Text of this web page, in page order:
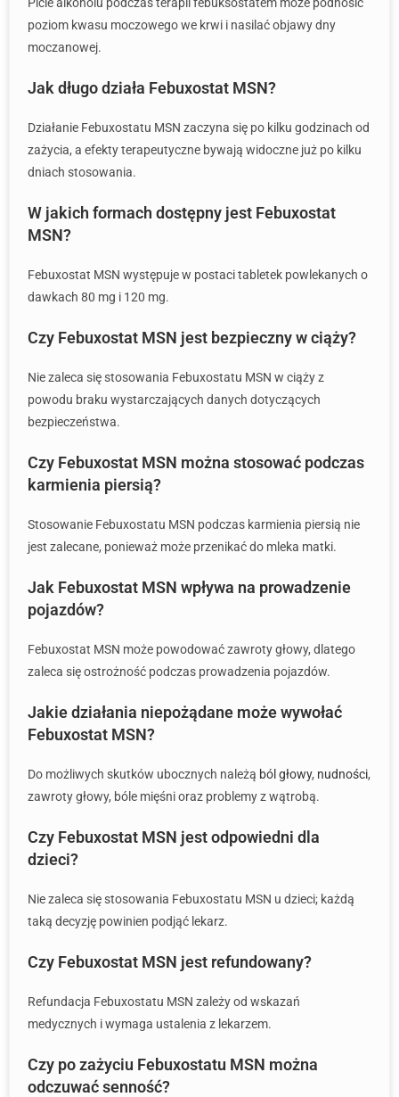
poziom kwasu moczowego we krwi i nasilać objawy dny
moczanowej.
Jak długo działa Febuxostat MSN?
Działanie Febuxostatu MSN zaczyna się po kilku godzinach od
zażycia, a efekty terapeutyczne bywają widoczne już po kilku
dniach stosowania.
W jakich formach dostępny jest Febuxostat
MSN?
Febuxostat MSN występuje w postaci tabletek powlekanych o
dawkach 80 mg i 120 mg.
Czy Febuxostat MSN jest bezpieczny w ciąży?
Nie zaleca się stosowania Febuxostatu MSN w ciąży z
powodu braku wystarczających danych dotyczących
bezpieczeństwa.
Czy Febuxostat MSN można stosować podczas
karmienia piersią?
Stosowanie Febuxostatu MSN podczas karmienia piersią nie
jest zalecane, ponieważ może przenikać do mleka matki.
Jak Febuxostat MSN wpływa na prowadzenie
pojazdów?
Febuxostat MSN może powodować zawroty głowy, dlatego
zaleca się ostrożność podczas prowadzenia pojazdów.
Jakie działania niepożądane może wywołać
Febuxostat MSN?
Do możliwych skutków ubocznych należą ból głowy, nudności,
zawroty głowy, bóle mięśni oraz problemy z wątrobą.
Czy Febuxostat MSN jest odpowiedni dla
dzieci?
Nie zaleca się stosowania Febuxostatu MSN u dzieci; każdą
taką decyzję powinien podjąć lekarz.
Czy Febuxostat MSN jest refundowany?
Refundacja Febuxostatu MSN zależy od wskazań
medycznych i wymaga ustalenia z lekarzem.
Czy po zażyciu Febuxostatu MSN można
odczuwać senność?